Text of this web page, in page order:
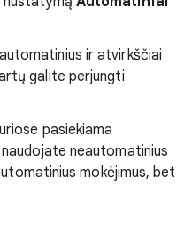
ir atvirkščiai
galite perjungti
pasiekiama
neautomatinius
mokėjimus, bet